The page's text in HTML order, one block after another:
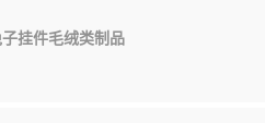
挂件毛绒类制品